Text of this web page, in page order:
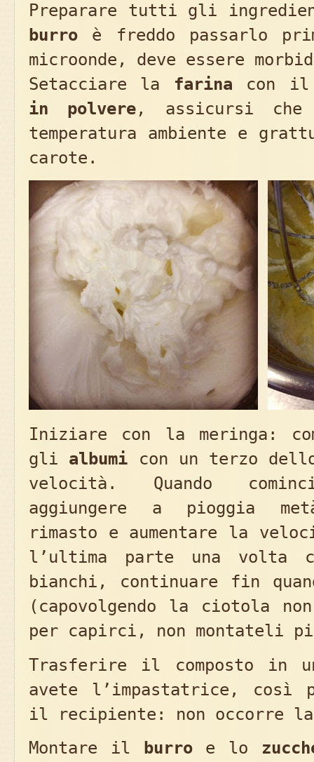
Preparare tutti gli
burro è freddo passarlo
microonde, deve essere
Setacciare la farina con
in polvere, assicursi
temperatura ambiente e
carote.
Iniziare con la meringa:
gli albumi con un terzo
velocità. Quando
aggiungere a pioggia
rimasto e aumentare la
l’ultima parte una volta
bianchi, continuare fin
(capovolgendo la ciotola
per capirci, non montateli
Trasferire il composto in
avete l’impastatrice, così
il recipiente: non occorre
Montare il
burroe lo